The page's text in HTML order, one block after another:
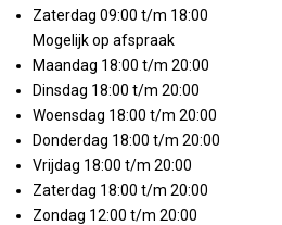
Zaterdag 09:00 t/m 18:00
Mogelijk op afspraak
Maandag 18:00 t/m 20:00
Dinsdag 18:00 t/m 20:00
Woensdag 18:00 t/m 20:00
Donderdag 18:00 t/m 20:00
Vrijdag 18:00 t/m 20:00
Zaterdag 18:00 t/m 20:00
Zondag 12:00 t/m 20:00